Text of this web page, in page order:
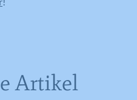
Artikel
um statistische Daten
die Website